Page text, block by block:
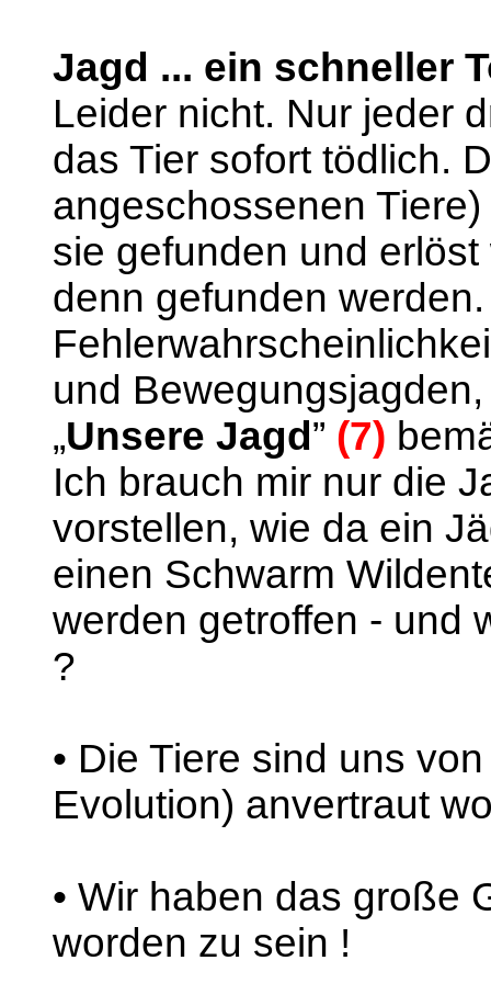
Jagd ... ein schneller
Leider nicht. Nur jeder
das Tier sofort tödlich.
angeschossenen
sie gefunden und
denn gefunden
und
„Unsere Jagd ” (7)
Ich brauch mir nur die
vorstellen, wie da ein
einen Schwarm
werden getroffen - und
?
• Die Tiere sind uns
Evolution) anvertraut
• Wir haben das große
worden zu sein !